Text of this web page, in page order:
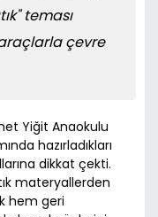
teması
araçlarla çevre
Yiğit Anaokulu
hazırladıkları
dikkat çekti.
materyallerden
hem geri